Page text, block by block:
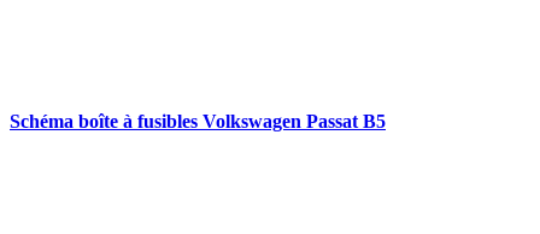
Schéma boîte à fusibles Volkswagen Passat B5